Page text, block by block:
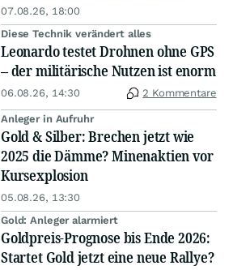
07.08.26, 18:00
Diese Technik verändert alles
Leonardo testet Drohnen ohne GPS
– der militärische Nutzen ist enorm
06.08.26, 14:30 2 Kommentare
Anleger in Aufruhr
Gold & Silber: Brechen jetzt wie
2025 die Dämme? Minenaktien vor
Kursexplosion
05.08.26, 13:30
Gold: Anleger alarmiert
Goldpreis-Prognose bis Ende 2026:
Startet Gold jetzt eine neue Rallye?